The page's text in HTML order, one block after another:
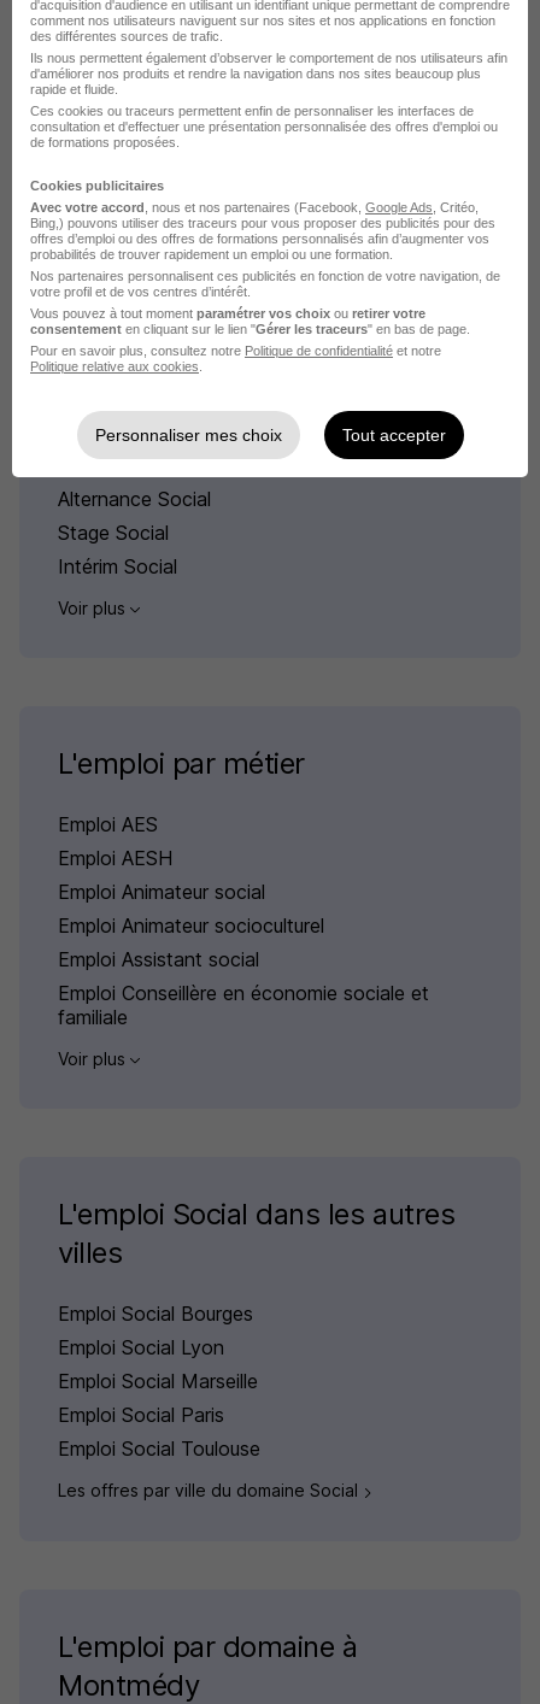
Élargissez votre recherche
Emploi Social Montmédy
Emploi Social
Entreprises qui recrutent à Montmédy
Emplois & formations
Emploi Social
Entreprises Social
Alternance Social
Stage Social
Intérim Social
Voir plus
L'emploi par métier
Emploi AES
Emploi AESH
Emploi Animateur social
Emploi Animateur socioculturel
Emploi Assistant social
Emploi Conseillère en économie sociale et
familiale
Voir plus
L'emploi Social dans les autres
villes
Emploi Social Bourges
Emploi Social Lyon
Emploi Social Marseille
Emploi Social Paris
Emploi Social Toulouse
Les offres par ville du domaine Social
L'emploi par domaine à
Montmédy
d'acquisition d'audience en utilisant un identifiant unique permettant de comprendre
comment nos utilisateurs naviguent sur nos sites et nos applications en fonction
des différentes sources de trafic.
Ils nous permettent également d’observer le comportement de nos utilisateurs afin
d'améliorer nos produits et rendre la navigation dans nos sites beaucoup plus
rapide et fluide.
Ces cookies ou traceurs permettent enfin de personnaliser les interfaces de
consultation et d'effectuer une présentation personnalisée des offres d'emploi ou
de formations proposées.
Cookies publicitaires
Avec votre accord , nous et nos partenaires (Facebook, Google Ads , Critéo,
Bing,) pouvons utiliser des traceurs pour vous proposer des publicités pour des
offres d’emploi ou des offres de formations personnalisés afin d’augmenter vos
probabilités de trouver rapidement un emploi ou une formation.
Nos partenaires personnalisent ces publicités en fonction de votre navigation, de
votre profil et de vos centres d’intérêt.
Vous pouvez à tout moment paramétrer vos choix ou retirer votre
consentement en cliquant sur le lien "Gérer les traceurs" en bas de page.
Pour en savoir plus, consultez notre Politique de confidentialité et notre
Politique relative aux cookies
Personnaliser mes choix Tout accepter